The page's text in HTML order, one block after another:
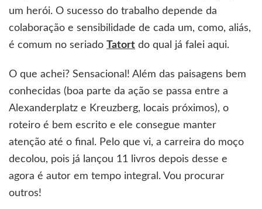
um herói. O sucesso do trabalho depende da
colaboração e sensibilidade de cada um, como, aliás,
é comum no seriado Tatort do qual já falei aqui.
O que achei? Sensacional! Além das paisagens bem
conhecidas (boa parte da ação se passa entre a
Alexanderplatz e Kreuzberg, locais próximos), o
roteiro é bem escrito e ele consegue manter
atenção até o final. Pelo que vi, a carreira do moço
decolou, pois já lançou 11 livros depois desse e
agora é autor em tempo integral. Vou procurar
outros!